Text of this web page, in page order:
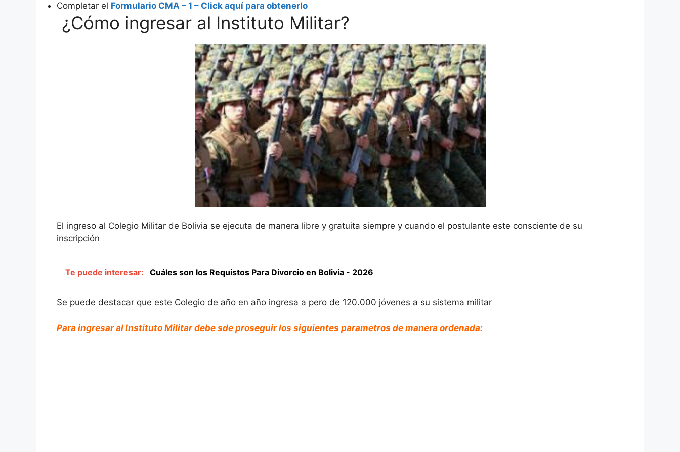
Completar el Formulario CMA – 1 – Click aquí para obtenerlo
¿Cómo ingresar al Instituto Militar?
El ingreso al Colegio Militar de Bolivia se ejecuta de manera libre y gratuita siempre y cuando el postulante este consciente de su
inscripción
Te puede interesar: Cuáles son los Requistos Para Divorcio en Bolivia - 2026
Se puede destacar que este Colegio de año en año ingresa a pero de 120.000 jóvenes a su sistema militar
Para ingresar al Instituto Militar debe sde proseguir los siguientes parametros de manera ordenada: